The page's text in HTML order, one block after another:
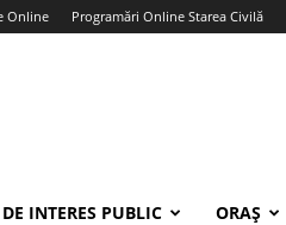
Online Programări Online Starea Civilă
DE INTERES PUBLIC ORAȘ